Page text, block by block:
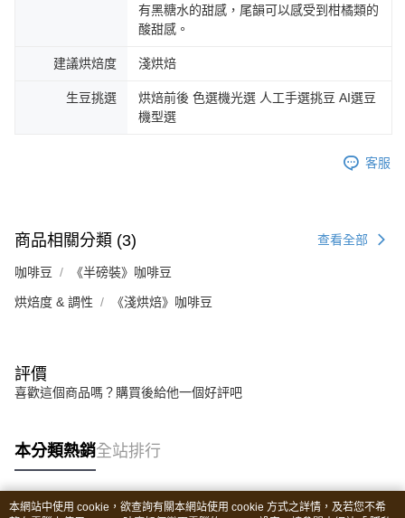
有黑糖水的甜感，尾韻可以感受到柑橘類的
酸甜感。
建議烘焙度 淺烘焙
生豆挑選
烘焙前後 色選機光選 人工手選挑豆 AI選豆
機型選
客服
商品相關分類 (3) 查看全部
咖啡豆 《半磅裝》咖啡豆
烘焙度 & 調性 《淺烘焙》咖啡豆
評價
喜歡這個商品嗎？購買後給他一個好評吧
本分類熱銷全站排行
本網站中使用 cookie，欲查詢有關本網站使用 cookie 方式之詳情，及若您不希